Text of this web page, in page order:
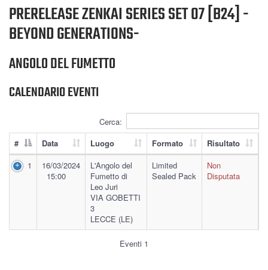
PRERELEASE ZENKAI SERIES SET 07 [B24] -
BEYOND GENERATIONS-
ANGOLO DEL FUMETTO
CALENDARIO EVENTI
Cerca:
#
Data Luogo Formato
Risultato
1
16/03/2024
15:00
L'Angolo del
Fumetto di
Leo Juri
VIA GOBETTI
3
LECCE (LE)
Limited
Sealed Pack
Non
Disputata
Eventi 1